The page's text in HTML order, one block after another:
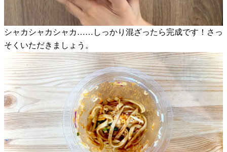
シャカシャカシャカ……しっかり混ざったら完成です！さっ
そくいただきましょう。